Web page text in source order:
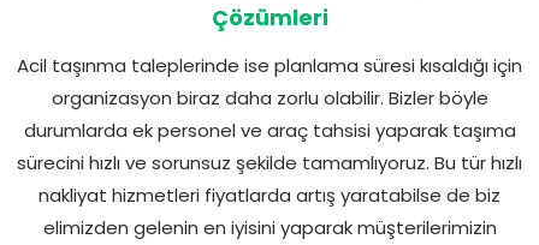
Çözümleri
Acil taşınma taleplerinde ise planlama süresi kısaldığı için
organizasyon biraz daha zorlu olabilir. Bizler böyle
durumlarda ek personel ve araç tahsisi yaparak taşıma
sürecini hızlı ve sorunsuz şekilde tamamlıyoruz. Bu tür hızlı
nakliyat hizmetleri fiyatlarda artış yaratabilse de biz
elimizden gelenin en iyisini yaparak müşterilerimizin